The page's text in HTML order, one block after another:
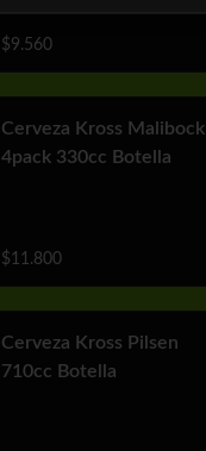
$9.560
Cerveza Kross Malibock
4pack 330cc Botella
$11.800
Cerveza Kross Pilsen
710cc Botella